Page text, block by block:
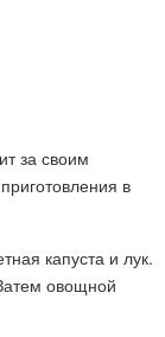
за своим
в
капуста и лук.
овощной